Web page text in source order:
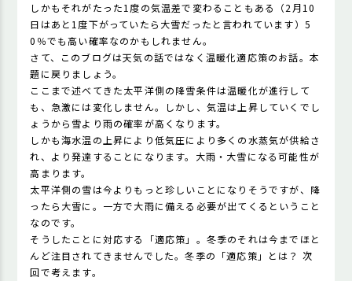
しかもそれがたった1度の気温差で変わることもある（2月10
日はあと1度下がっていたら大雪だったと言われています）5
0％でも高い確率なのかもしれません。
さて、このブログは天気の話ではなく温暖化適応策のお話。本
題に戻りましょう。
ここまで述べてきた太平洋側の降雪条件は温暖化が進行して
も、急激には変化しません。しかし、気温は上昇していくでし
ょうから雪より雨の確率が高くなります。
しかも海水温の上昇により低気圧により多くの水蒸気が供給さ
れ、より発達することになります。大雨・大雪になる可能性が
高まります。
太平洋側の雪は今よりもっと珍しいことになりそうですが、降
ったら大雪に。一方で大雨に備える必要が出てくるということ
なのです。
そうしたことに対応する「適応策」。冬季のそれは今までほと
んど注目されてきませんでした。冬季の「適応策」とは？ 次
回で考えます。